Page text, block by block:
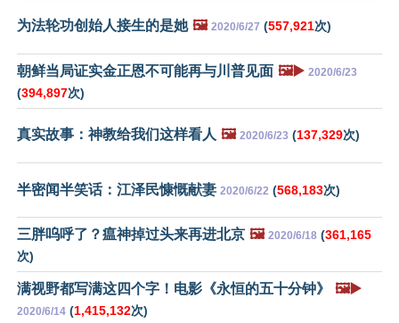
为法轮功创始人接生的是她 🖼️ 2020/6/27 (557,921次)
朝鲜当局证实金正恩不可能再与川普见面 🖼️▶️ 2020/6/23
(394,897次)
真实故事：神教给我们这样看人 🖼️ 2020/6/23 (137,329次)
半密闻半笑话：江泽民慷慨献妻 2020/6/22 (568,183次)
三胖呜呼了？瘟神掉过头来再进北京 🖼️ 2020/6/18 (361,165
次)
满视野都写满这四个字！电影《永恒的五十分钟》 🖼️▶️
2020/6/14 (1,415,132次)